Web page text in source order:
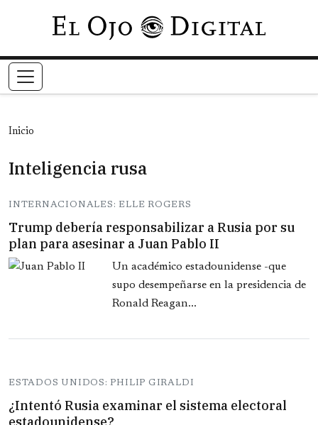
Pasar al contenido principal
Inicio
Inteligencia rusa
INTERNACIONALES: ELLE ROGERS
Trump debería responsabilizar a Rusia por su
plan para asesinar a Juan Pablo II
Un académico estadounidense -que
supo desempeñarse en la presidencia de
Ronald Reagan...
ESTADOS UNIDOS: PHILIP GIRALDI
¿Intentó Rusia examinar el sistema electoral